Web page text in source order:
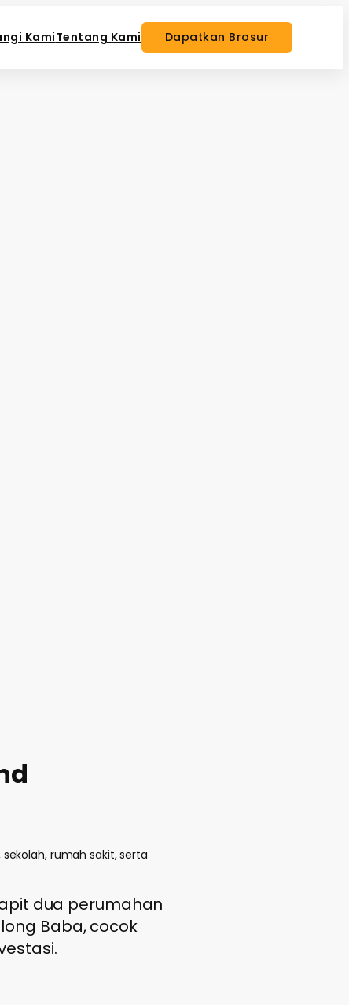
KamiTentang Kami Dapatkan Brosur
rumah sakit, serta
dua perumahan
Baba, cocok